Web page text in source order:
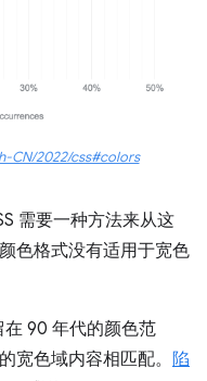
CN/2022/css#colors
需要一种方法来从这
色格式没有适用于宽色
在 90 年代的颜色范
宽色域内容相匹配。 陷